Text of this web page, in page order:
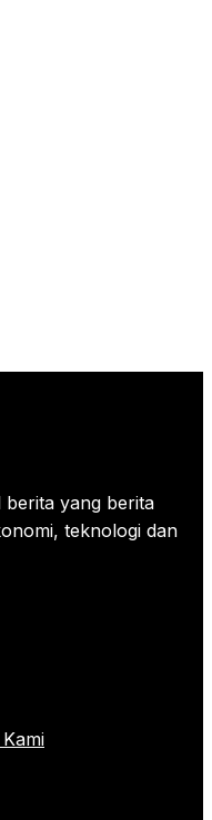
berita yang berita
teknologi dan